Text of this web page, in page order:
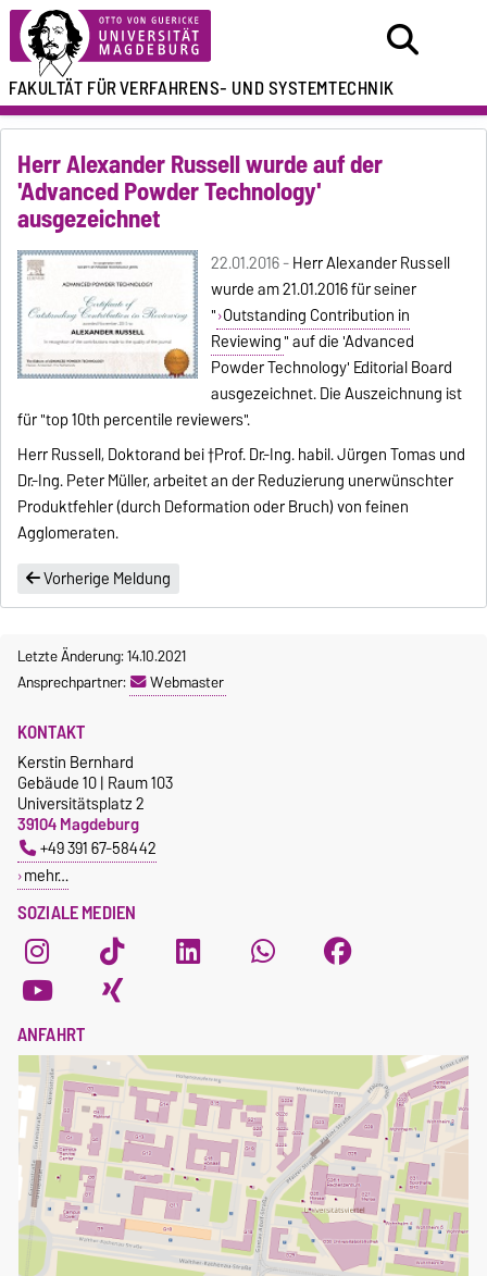
FAKULTÄT FÜRVERFAHRENS- UND SYSTEMTECHNIK
Herr Alexander Russell wurde auf der
'Advanced Powder Technology'
ausgezeichnet
22.01.2016 -Herr Alexander Russell
wurde am 21.01.2016 für seiner
" Outstanding Contribution in
Reviewing" auf die 'Advanced
Powder Technology' Editorial Board
ausgezeichnet. Die Auszeichnung ist
für "top 10th percentile reviewers".
Herr Russell, Doktorand bei †Prof. Dr.-Ing. habil. Jürgen Tomas und
Dr.-Ing. Peter Müller, arbeitet an der Reduzierung unerwünschter
Produktfehler (durch Deformation oder Bruch) von feinen
Agglomeraten.
Vorherige Meldung
Letzte Änderung: 14.10.2021
Ansprechpartner:
Webmaster
SOZIALE MEDIEN
KONTAKT
Kerstin Bernhard
Gebäude 10 | Raum 103
Universitätsplatz 2
39104 Magdeburg
+49 391 67-58442
mehr…
ANFAHRT